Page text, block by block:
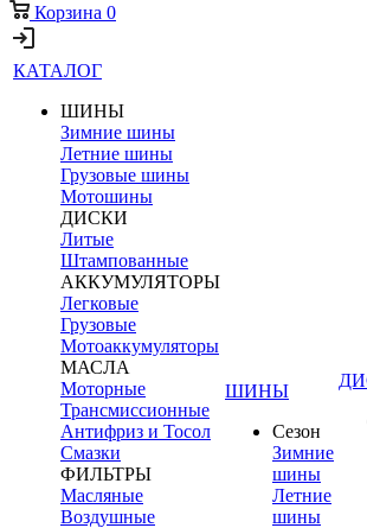
Корзина 0
КАТАЛОГ
ШИНЫ
Зимние шины
Летние шины
Грузовые шины
Мотошины
ДИСКИ
Литые
Штампованные
АККУМУЛЯТОРЫ
Легковые
Грузовые
Мотоаккумуляторы
МАСЛА
Моторные
Трансмиссионные
Антифриз и Тосол
Смазки
ФИЛЬТРЫ
Масляные
Воздушные
ШИНЫ
Сезон
Зимние
шины
Летние
шины